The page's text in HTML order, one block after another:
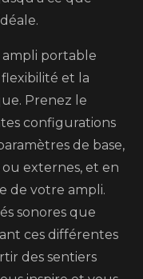
ampli portable
et la
Prenez le
configurations
de base,
externes, et en
de votre ampli.
sonores que
ces différentes
des sentiers